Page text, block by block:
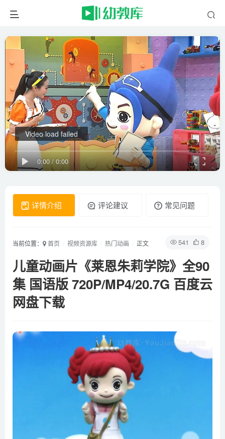
0:00/0:00
Video load failed
详情介绍 评论建议 常见问题
541 8
当前位置： 首页 视频资源库 热门动画 正文
儿童动画片《莱恩朱莉学院》全90
集 国语版 720P/MP4/20.7G 百度云
网盘下载